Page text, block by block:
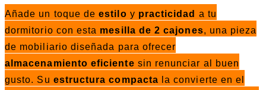
Añade un toque deestilo y practicidad a tu
dormitorio con esta mesilla de 2 cajones, una pieza
de mobiliario diseñada para ofrecer
almacenamiento eficiente sin renunciar al buen
gusto. Su estructura compacta la convierte en el